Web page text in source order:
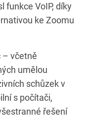
funkce VoIP, díky
ke Zoomu
– včetně
umělou
schůzek v
s počítači,
řešení